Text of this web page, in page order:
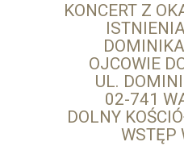
KONCERT Z
OJCOWIE
UL.
02-741
DOLNY
WSTĘP